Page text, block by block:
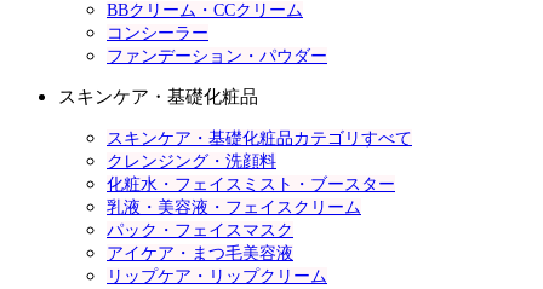
BBクリーム・CCクリーム
コンシーラー
ファンデーション・パウダー
スキンケア・基礎化粧品
スキンケア・基礎化粧品カテゴリすべて
クレンジング・洗顔料
化粧水・フェイスミスト・ブースター
乳液・美容液・フェイスクリーム
パック・フェイスマスク
アイケア・まつ毛美容液
リップケア・リップクリーム